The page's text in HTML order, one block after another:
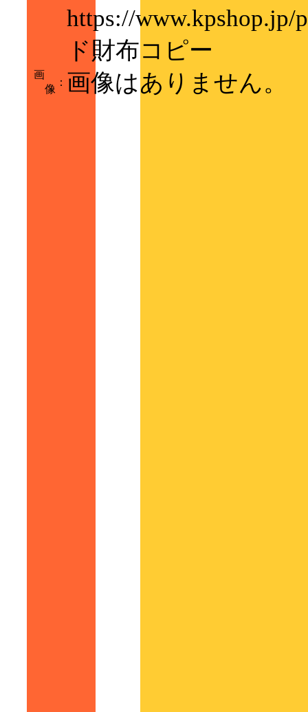
https://www.kpshop.jp/
ド財布コピー
画
像
： 画像はありません。